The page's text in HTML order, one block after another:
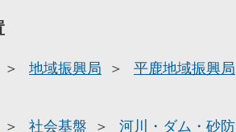
地域振興局 平鹿地域振興局
社会基盤 河川・ダム・砂防